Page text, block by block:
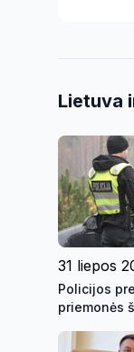
Lietuva
31 liepos
Policijos
priemonės